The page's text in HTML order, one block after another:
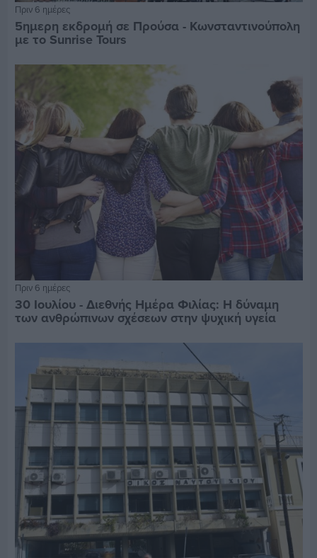
Πριν 6 ημέρες
5ημερη εκδρομή σε Προύσα - Κωνσταντινούπολη
με το Sunrise Tours
Πριν 6 ημέρες
30 Ιουλίου - Διεθνής Ημέρα Φιλίας: Η δύναμη
των ανθρώπινων σχέσεων στην ψυχική υγεία